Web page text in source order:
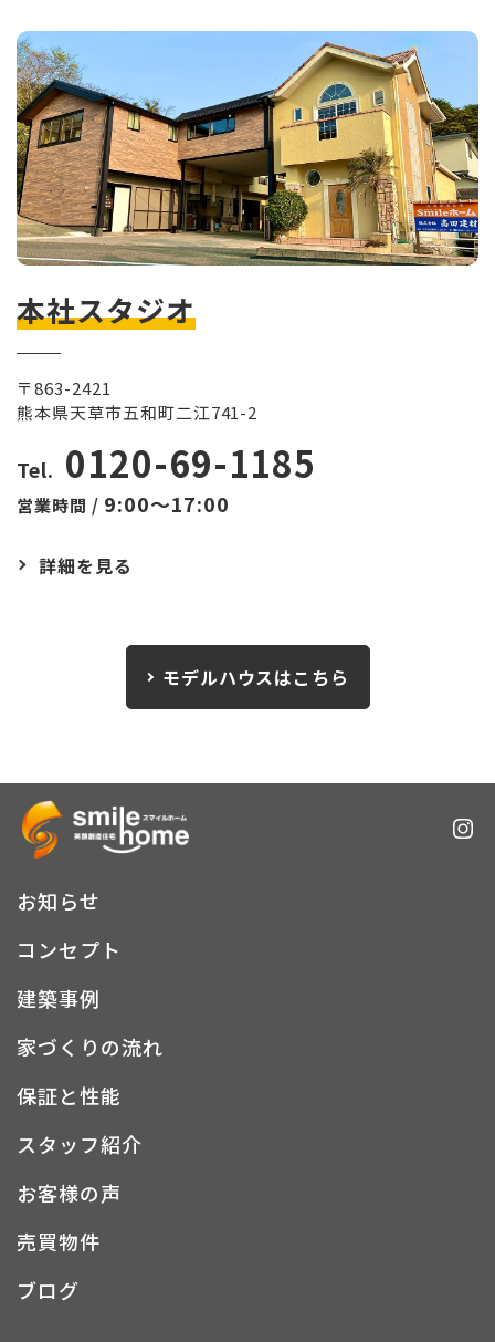
本社スタジオ
〒863-2421
熊本県天草市五和町二江741-2
Tel. 0120-69-1185
営業時間 / 9:00～17:00
詳細を見る
モデルハウスはこちら
お知らせ
コンセプト
建築事例
家づくりの流れ
保証と性能
スタッフ紹介
お客様の声
売買物件
ブログ